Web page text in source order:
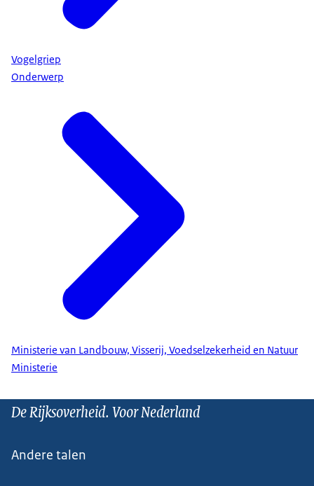
Vogelgriep
Onderwerp
Ministerie van Landbouw, Visserij, Voedselzekerheid en Natuur
Ministerie
De Rijksoverheid. Voor Nederland
Andere talen